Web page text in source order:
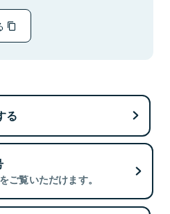
る
ご覧いただけます。